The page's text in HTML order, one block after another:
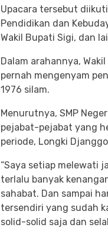
Upacara tersebut
Pendidikan dan
Wakil Bupati Sigi, dan
Dalam arahannya,
pernah mengenyam
1976 silam.
Menurutnya, SMP
pejabat-pejabat yang
periode, Longki
“Saya setiap melewati
terlalu banyak
sahabat. Dan sampai
tersendiri yang sudah
solid-solid saja dan